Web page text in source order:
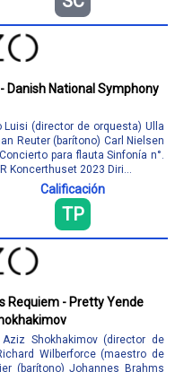
Danish National Symphony
Luisi (director de orquesta) Ulla
Reuter (barítono) Carl Nielsen
para flauta Sinfonía n°.
Koncerthuset 2023 Diri...
Calificación
TP
Requiem - Pretty Yende
Shokhakimov (director de
Wilberforce (maestro de
(barítono) Johannes Brahms